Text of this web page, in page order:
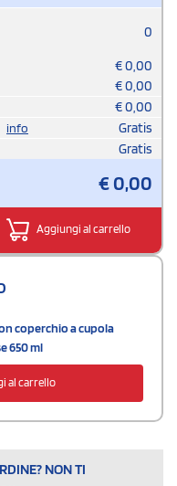
0
€0,00
€0,00
€0,00
info
Gratis
Gratis
€0,00
Aggiungi al carrello
coperchio a cupola
650 ml
al carrello
NON TI